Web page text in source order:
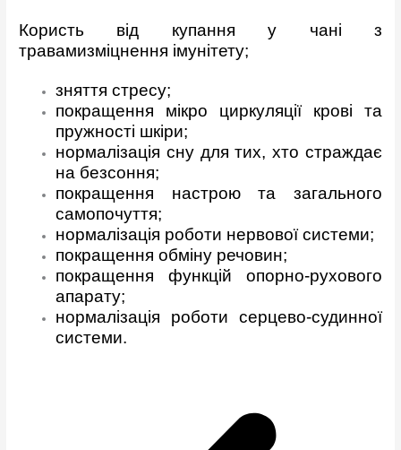
Користь від купання у чані з
травамизміцнення імунітету;
зняття стресу;
покращення мікро циркуляції крові та
пружності шкіри;
нормалізація сну для тих, хто страждає
на безсоння;
покращення настрою та загального
самопочуття;
нормалізація роботи нервової системи;
покращення обміну речовин;
покращення функцій опорно-рухового
апарату;
нормалізація роботи серцево-судинної
системи.